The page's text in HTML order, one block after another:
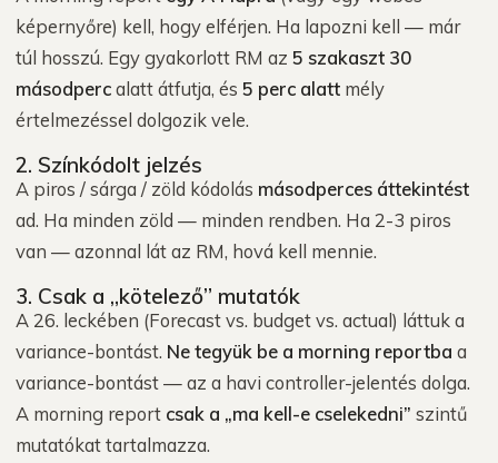
képernyőre) kell, hogy elférjen. Ha lapozni kell — már
túl hosszú. Egy gyakorlott RM az 5 szakaszt 30
másodpercalatt átfutja, és 5 perc alatt mély
értelmezéssel dolgozik vele.
2. Színkódolt jelzés
A piros / sárga / zöld kódolás másodperces áttekintést
ad. Ha minden zöld — minden rendben. Ha 2-3 piros
van — azonnal lát az RM, hová kell mennie.
3. Csak a „kötelező” mutatók
A 26. leckében (Forecast vs. budget vs. actual) láttuk a
variance-bontást. Ne tegyük be a morning reportba a
variance-bontást — az a havi controller-jelentés dolga.
A morning report csak a „ma kell-e cselekedni” szintű
mutatókat tartalmazza.